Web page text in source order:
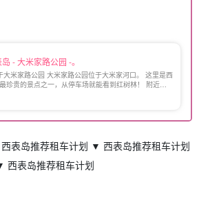
- 大米家路公园 -。
大米家路公园 大米家路公园位于大米家河口。 这里是西
珍贵的景点之一，从停车场就能看到红树林！ 附近有
表岛推荐租车计划 ▼ 西表岛推荐租车计划
西表岛推荐租车计划